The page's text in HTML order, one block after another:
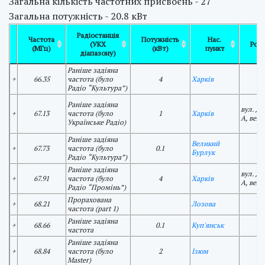
Загальна потужність - 20.8 кВт
Частота
(МГц)
Радіостанція
(УКХ
діапазону)
Потужність
(кВт)
Нас.
пункт
+ 66.35
Раніше задіяна
частота (було
Радіо “Культура”)
4 Харків
+ 67.13
Раніше задіяна
частота (було
Українське Радіо)
1 Харків
вул.
А,
+ 67.73
Раніше задіяна
частота (було
Радіо “Культура”)
0.1
Великий
Бурлук
+ 67.91
Раніше задіяна
частота (було
Радіо “Промінь”)
4 Харків
вул.
А,
+ 68.21
Прорахована
частота (part 1)
Лозова
+ 68.66
Раніше задіяна
частота
0.1 Куп'янськ
+ 68.84
Раніше задіяна
частота (було
Master)
2 Ізюм